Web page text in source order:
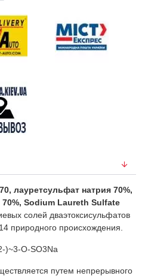
лауретсульфат натрия 70%,
Sodium Laureth Sulfate
солей дваэтоксисульфатов
природного происхождения.
)~3-O-SO3Na
путем непрерывного